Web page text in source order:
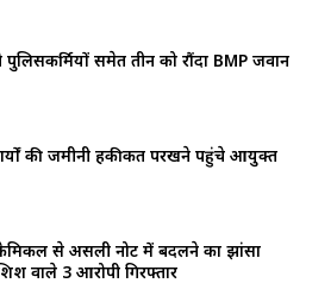
पुलिसकर्मियों समेत तीन को रौंदा BMP जवान
की जमीनी हकीकत परखने पहुंचे आयुक्त
से असली नोट में बदलने का झांसा
वाले 3 आरोपी गिरफ्तार